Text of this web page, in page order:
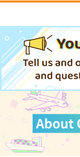
カート
5年目の放課後
899円（税込）
しずく
サンプル
作品詳細